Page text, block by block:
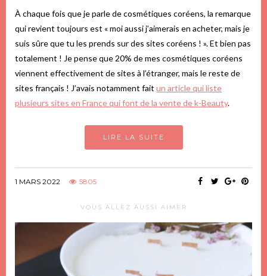
À chaque fois que je parle de cosmétiques coréens, la remarque
qui revient toujours est « moi aussi j’aimerais en acheter, mais je
suis sûre que tu les prends sur des sites coréens ! ». Et bien pas
totalement ! Je pense que 20% de mes cosmétiques coréens
viennent effectivement de sites à l’étranger, mais le reste de
sites français ! J’avais notamment fait un article qui liste
plusieurs sites en France qui font de la vente de k-Beauty.
LIRE LA SUITE
1 MARS 2022 5805
VOUS ALLEZ AUSSI AIMER